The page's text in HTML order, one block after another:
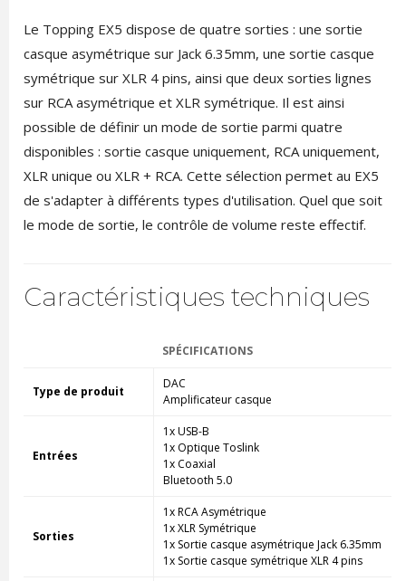
Le Topping EX5 dispose de quatre sorties : une sortie
casque asymétrique sur Jack 6.35mm, une sortie casque
symétrique sur XLR 4 pins, ainsi que deux sorties lignes
sur RCA asymétrique et XLR symétrique. Il est ainsi
possible de définir un mode de sortie parmi quatre
disponibles : sortie casque uniquement, RCA uniquement,
XLR unique ou XLR + RCA. Cette sélection permet au EX5
de s'adapter à différents types d'utilisation. Quel que soit
le mode de sortie, le contrôle de volume reste effectif.
Caractéristiques techniques
SPÉCIFICATIONS
Type de produit
DAC
Amplificateur casque
Entrées
1x USB-B
1x Optique Toslink
1x Coaxial
Bluetooth 5.0
Sorties
1x RCA Asymétrique
1x XLR Symétrique
1x Sortie casque asymétrique Jack 6.35mm
1x Sortie casque symétrique XLR 4 pins